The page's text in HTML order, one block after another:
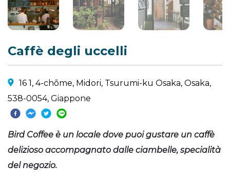
Caffè degli uccelli
16 1, 4-chōme, Midori, Tsurumi-ku Osaka, Osaka,
538-0054, Giappone
Bird Coffee è un locale dove puoi gustare un caffè
delizioso accompagnato dalle ciambelle, specialità
del negozio.